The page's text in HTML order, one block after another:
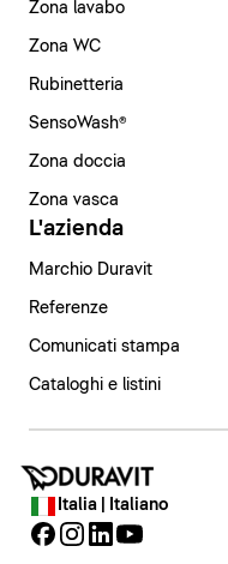
Zona lavabo
Zona WC
Rubinetteria
SensoWash®
Zona doccia
Zona vasca
L'azienda
Marchio Duravit
Referenze
Comunicati stampa
Cataloghi e listini
Italia | Italiano